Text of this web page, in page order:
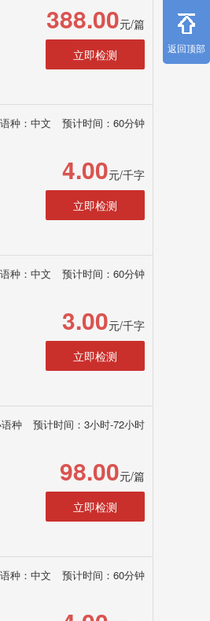
388.00元/篇
立即检测
种：中文 预计时间：60分钟
4.00元/千字
立即检测
种：中文 预计时间：60分钟
3.00元/千字
立即检测
种 预计时间：3小时-72小时
98.00元/篇
立即检测
种：中文 预计时间：60分钟
返回顶部